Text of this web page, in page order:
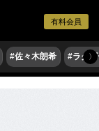
有料会員
#佐々木朗希 #ラグ〉